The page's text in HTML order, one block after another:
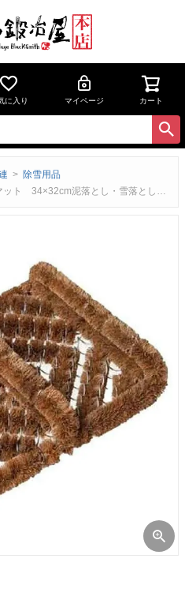
に入り マイページ カート
除雪用品
・雪落とし対応, 玄関・屋外用【頑張って送料無料！】